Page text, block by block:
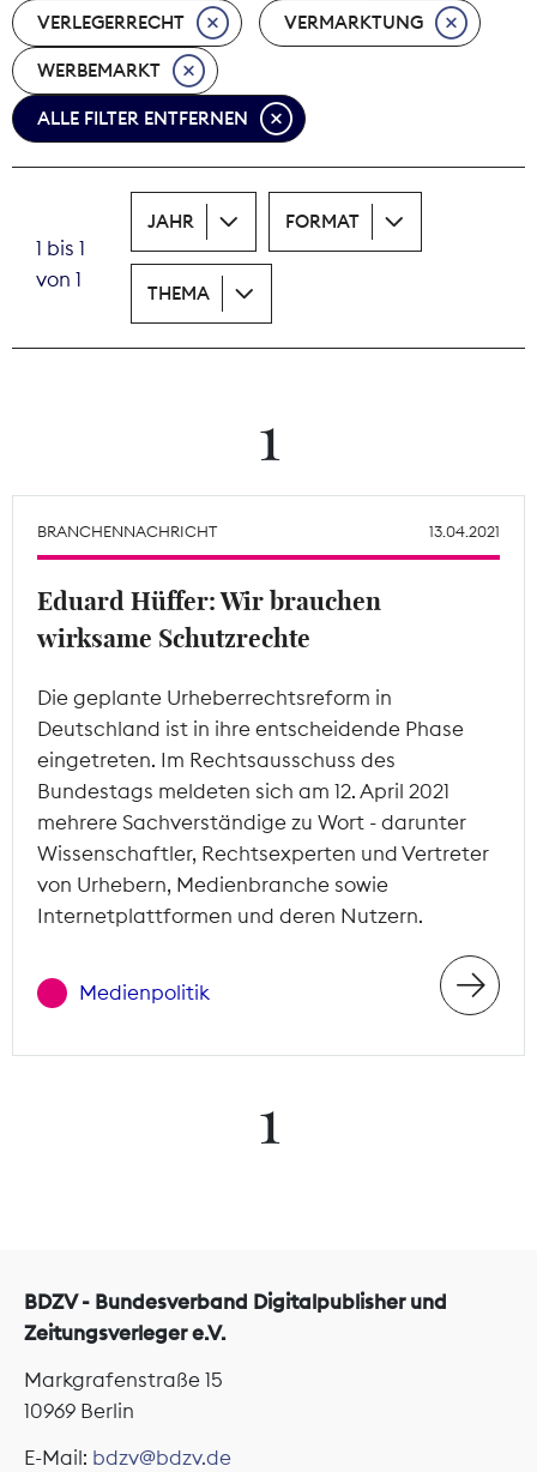
Nova Award
Pressefreiheit
Print
Recht
Tarifpolitik
Theodor-Wolff-Preis
Mitgliederbereich
VERLEGERRECHT VERMARKTUNG
WERBEMARKT
ALLE FILTER ENTFERNEN
1 bis 1
von 1
JAHR FORMAT
THEMA
1
BRANCHENNACHRICHT 13.04.2021
Eduard Hüffer: Wir brauchen
wirksame Schutzrechte
Die geplante Urheberrechtsreform in
Deutschland ist in ihre entscheidende Phase
eingetreten. Im Rechtsausschuss des
Bundestags meldeten sich am 12. April 2021
mehrere Sachverständige zu Wort - darunter
Wissenschaftler, Rechtsexperten und Vertreter
von Urhebern, Medienbranche sowie
Internetplattformen und deren Nutzern.
Medienpolitik
1
BDZV - Bundesverband Digitalpublisher und
Zeitungsverleger e.V.
Markgrafenstraße 15
10969 Berlin
E-Mail: bdzv@bdzv.de